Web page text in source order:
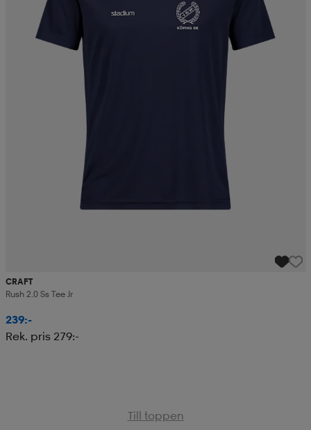
CRAFT
Rush 2.0 Ss Tee Jr
239:-
Rek. pris 279:-
Till toppen